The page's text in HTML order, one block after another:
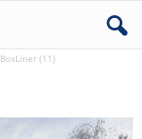
BoxLiner (11)